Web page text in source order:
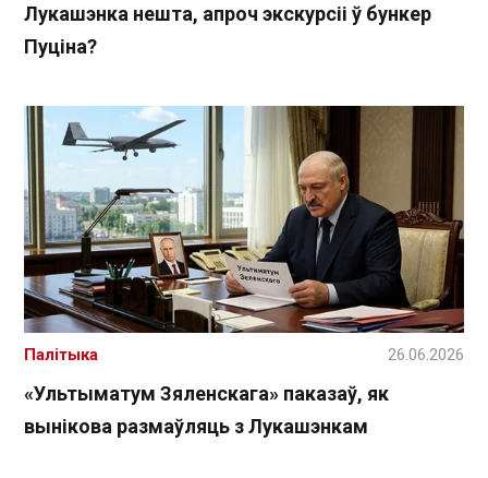
Лукашэнка нешта, апроч экскурсіі ў бункер
Пуціна?
«Ультыматум Зяленскага» паказаў, як
вынікова размаўляць з Лукашэнкам
Палітыка 26.06.2026